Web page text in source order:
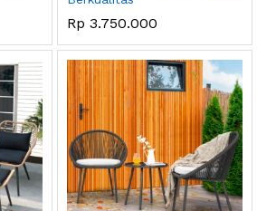
Rp 3.750.000